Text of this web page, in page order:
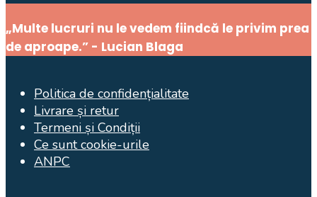
Window
„Multe lucruri nu le vedem fiindcă le privim prea
de aproape.” - Lucian Blaga
Politica de confidențialitate
Livrare și retur
Termeni și Condiții
Ce sunt cookie-urile
ANPC